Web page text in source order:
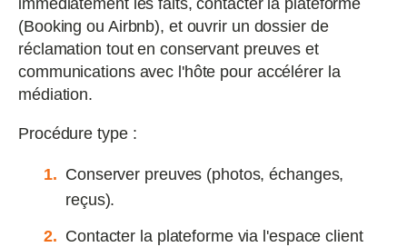
(Booking ou Airbnb), et ouvrir un dossier de
réclamation tout en conservant preuves et
communications avec l'hôte pour accélérer la
médiation.
Procédure type :
Conserver preuves (photos, échanges,
reçus).
Contacter la plateforme via l'espace client